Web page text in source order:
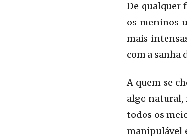
De qualquer
os meninos
mais
com a sanha
A quem se
algo natural,
todos os
manipulável